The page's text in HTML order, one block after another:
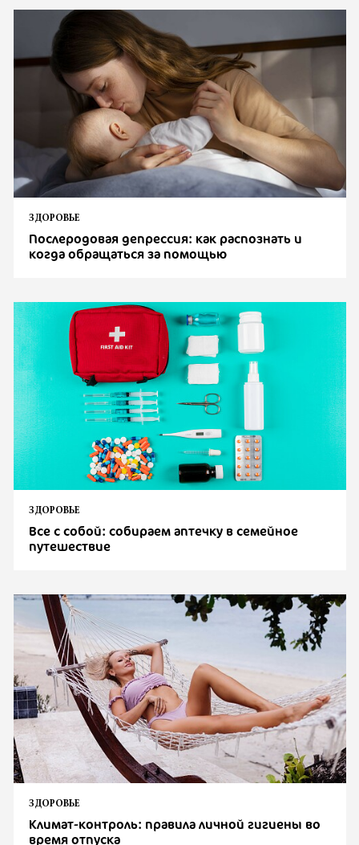
ЗДОРОВЬЕ
Послеродовая депрессия: как распознать и
когда обращаться за помощью
ЗДОРОВЬЕ
Все с собой: собираем аптечку в семейное
путешествие
ЗДОРОВЬЕ
Климат-контроль: правила личной гигиены во
время отпуска